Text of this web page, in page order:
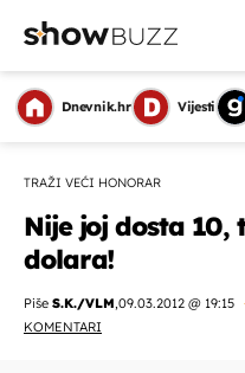
Dnevnik.hr Vijesti
TRAŽI VEĆI HONORAR
Nije joj dosta 10,
dolara!
Piše S.K./VLM,09.03.2012 @ 19:15
KOMENTARI